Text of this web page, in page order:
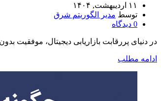
۱۱ اردیبهشت, ۱۴۰۴
توسط مدیر الگوریتم شرق
0 دیدگاه
در دنیای پررقابت بازاریابی دیجیتال، موفقیت
ادامه مطلب